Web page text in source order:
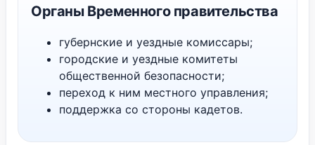
Органы Временного правительства
губернские и уездные комиссары;
городские и уездные комитеты
общественной безопасности;
переход к ним местного управления;
поддержка со стороны кадетов.